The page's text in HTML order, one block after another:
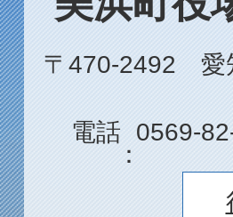
〒470-2492 愛
電話
0569-